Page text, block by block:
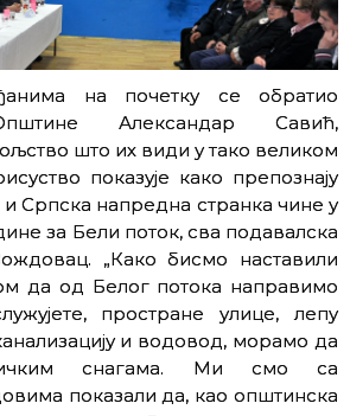
на почетку се обратио
Александар Савић,
што их види у тако великом
показује како препознају
Српска напредна странка чине у
за Бели поток, сва подавалска
„Како бисмо наставили
да од Белог потока направимо
простране улице, лепу
и водовод, морамо да
снагама. Ми смо са
показали да, као општинска